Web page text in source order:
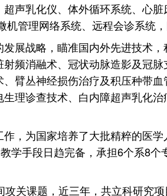
声乳化仪、体外循环系统、心
管理网络系统、远程会诊系统，
展战略，瞄准国内外先进技术
频消融术、冠状动脉造影及冠
臂丛神经损伤治疗及积压种带
理诊查技术、白内障超声乳化
，为国家培养了大批精粹的医
学手段日趋完备，承担6个系8
攻关课题，近三年，共立科研